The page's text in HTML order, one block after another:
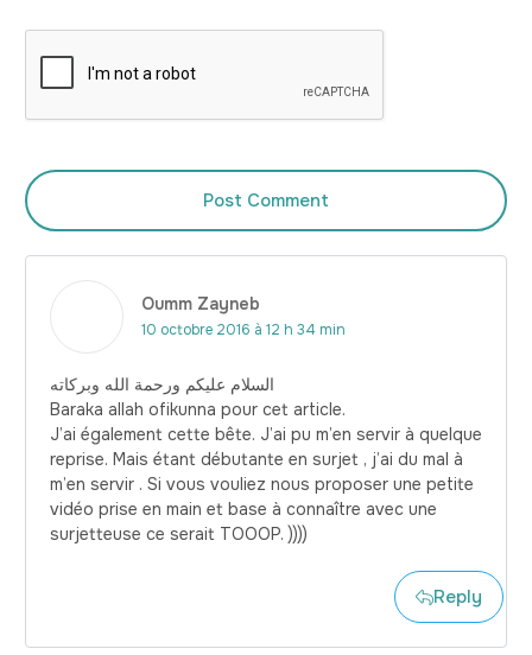
Post Comment
Oumm Zayneb
10 octobre 2016 à 12 h 34 min
السلام عليكم ورحمة الله وبركاته
Baraka allah ofikunna pour cet article.
J’ai également cette bête. J’ai pu m’en servir à quelque
reprise. Mais étant débutante en surjet , j’ai du mal à
m’en servir . Si vous vouliez nous proposer une petite
vidéo prise en main et base à connaître avec une
surjetteuse ce serait TOOOP. ))))
Reply